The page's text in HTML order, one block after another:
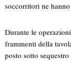
soccorritori ne
Durante le
frammenti della
posto sotto